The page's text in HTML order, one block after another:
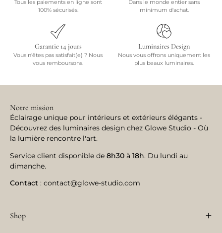
Tous les paiements en ligne sont
100% sécurisés.
Dans le monde entier sans
minimum d'achat.
Garantie 14 jours
Vous n'êtes pas satisfait(e) ? Nous
vous remboursons.
Luminaires Design
Nous vous offrons uniquement les
plus beaux luminaires.
Notre mission
Éclairage unique pour intérieurs et extérieurs élégants -
Découvrez des luminaires design chez Glowe Studio - Où
la lumière rencontre l'art.
Service client disponible de 8h30 à 18h. Du lundi au
dimanche.
Contact : contact@glowe-studio.com
Shop